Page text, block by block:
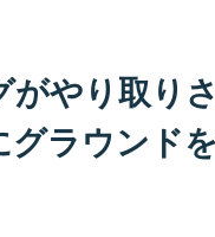
がやり取り
グラウンド